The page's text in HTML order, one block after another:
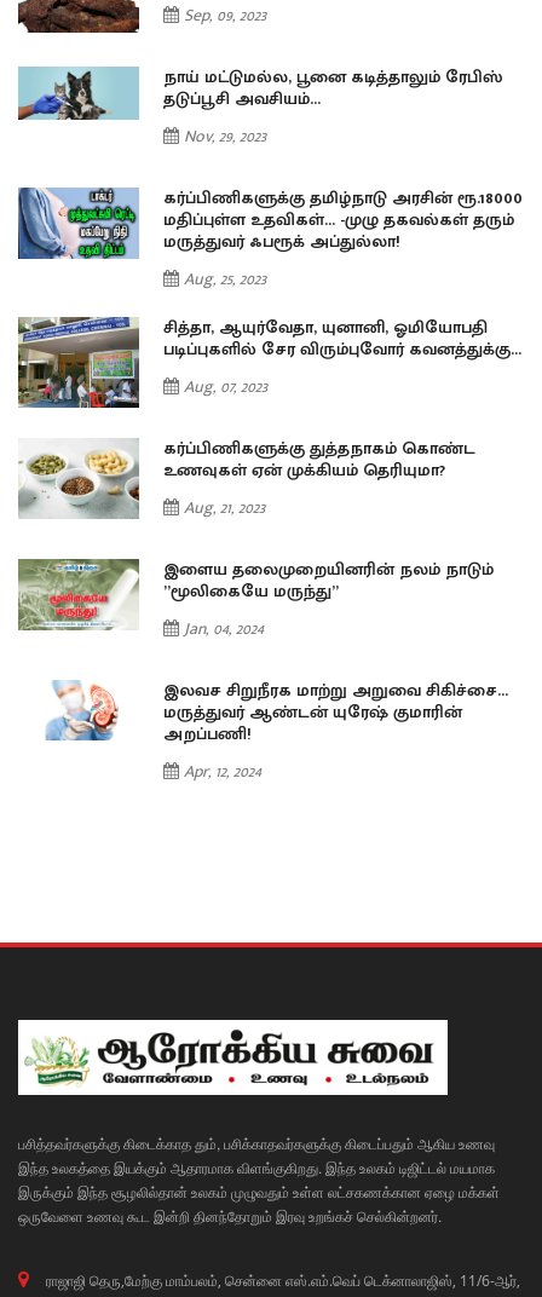
Sep, 09, 2023
நாய் மட்டுமல்ல, பூனை கடித்தாலும் ரேபிஸ்
தடுப்பூசி அவசியம்…
Nov, 29, 2023
கர்ப்பிணிகளுக்கு தமிழ்நாடு அரசின் ரூ.18000
மதிப்புள்ள உதவிகள்… -முழு தகவல்கள் தரும்
மருத்துவர் ஃபரூக் அப்துல்லா!
Aug, 25, 2023
சித்தா, ஆயுர்வேதா, யுனானி, ஓமியோபதி
படிப்புகளில் சேர விரும்புவோர் கவனத்துக்கு...
Aug, 07, 2023
கர்ப்பிணிகளுக்கு துத்தநாகம் கொண்ட
உணவுகள் ஏன் முக்கியம் தெரியுமா?
Aug, 21, 2023
இளைய தலைமுறையினரின் நலம் நாடும்
”மூலிகையே மருந்து”
Jan, 04, 2024
இலவச சிறுநீரக மாற்று அறுவை சிகிச்சை…
மருத்துவர் ஆண்டன் யுரேஷ் குமாரின்
அறப்பணி!
Apr, 12, 2024
பசித்தவர்களுக்கு கிடைக்காத தும், பசிக்காதவர்களுக்கு கிடைப்பதும் ஆகிய உணவு
இந்த உலகத்தை இயக்கும் ஆதாரமாக விளங்குகிறது. இந்த உலகம் டிஜிட்டல் மயமாக
இருக்கும் இந்த சூழலில்தான் உலகம் முழுவதும் உள்ள லட்சகணக்கான ஏழை மக்கள்
ஒருவேளை உணவு கூட இன்றி தினந்தோறும் இரவு உறங்கச் செல்கின்றனர்.
ராஜாஜி தெரு,மேற்கு மாம்பலம், சென்னை எஸ்.எம்.வெப் டெக்னாலாஜிஸ், 11/6-ஆர்,